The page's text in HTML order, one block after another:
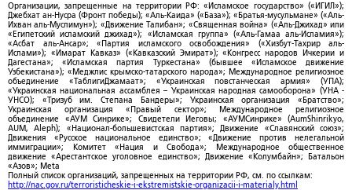
Организации, запрещенные на территории РФ: «Исламское государство» («ИГИЛ»);
Джебхат ан-Нусра (Фронт победы); «Аль-Каида» («База»); «Братья-мусульмане» («Аль-
Ихван аль-Муслимун»); «Движение Талибан»; «Священная война» («Аль-Джихад» или
«Египетский исламский джихад»); «Исламская группа» («Аль-Гамаа аль-Исламия»);
«Асбат аль-Ансар»; «Партия исламского освобождения» («Хизбут-Тахрир аль-
Ислами»); «Имарат Кавказ» («Кавказский Эмират»); «Конгресс народов Ичкерии и
Дагестана»; «Исламская партия Туркестана» (бывшее «Исламское движение
Узбекистана»); «Меджлис крымско-татарского народа»; Международное религиозное
объединение «ТаблигиДжамаат»; «Украинская повстанческая армия» (УПА);
«Украинская национальная ассамблея – Украинская народная самооборона» (УНА -
УНСО); «Тризуб им. Степана Бандеры»; Украинская организация «Братство»;
Украинская организация «Правый сектор»; Международное религиозное
объединение «АУМ Синрике»; Свидетели Иеговы; «АУМСинрике» (AumShinrikyo,
AUM, Aleph); «Национал-большевистская партия»; Движение «Славянский союз»;
Движения «Русское национальное единство»; «Движение против нелегальной
иммиграции»; Комитет «Нация и Свобода»; Международное общественное
движение «Арестантское уголовное единство»; Движение «Колумбайн»; Батальон
«Азов»; Meta
Полный список организаций, запрещенных на территории РФ, см. по ссылкам:
http://nac.gov.ru/terroristicheskie-i-ekstremistskie-organizacii-i-materialy.html